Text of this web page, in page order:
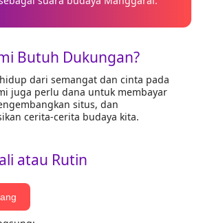
Butuh Dukungan?
dari semangat dan cinta pada
juga perlu dana untuk membayar
situs, dan
cerita-cerita budaya kita.
atau Rutin